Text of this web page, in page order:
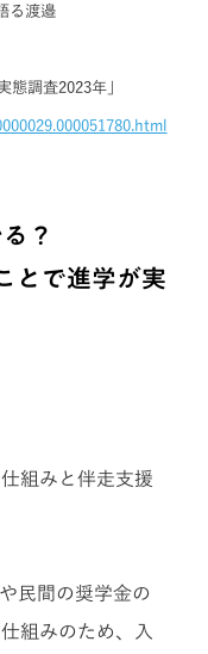
る渡邉
調査2023年」
？
とで進学が実
組みと伴走支援
民間の奨学金の
組みのため、入